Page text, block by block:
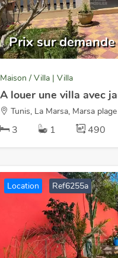
Prix sur demande
Maison / Villa | Villa
Tunis, La Marsa, Marsa plage
3 1 490
Location Ref6255a